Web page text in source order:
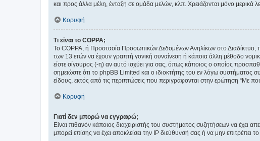
και προς άλλα μέλη, ένταξη σε ομάδα μελών, κλπ. Χρειάζονται μόνο
Κορυφή
Τι είναι το COPPA;
Το COPPA, ή Προστασία Προσωπικών Δεδομένων Ανηλίκων στο Διαδίκτυο,
των 13 ετών να έχουν γραπτή γονική συναίνεση ή κάποια άλλη μέθοδο
είστε σίγουρος (-η) αν αυτό ισχύει για σας, όπως κάποιος ο οποίος
σημειώστε ότι το phpBB Limited και ο ιδιοκτήτης του εν λόγω συστήματος
είδους, εκτός από τις περιπτώσεις που περιγράφονται στην ερώτηση “Με
Κορυφή
Γιατί δεν μπορώ να εγγραφώ;
Είναι πιθανόν κάποιος διαχειριστής του συστήματος συζητήσεων να έχει
μπορεί επίσης να έχει αποκλείσει την IP διεύθυνσή σας ή να μην